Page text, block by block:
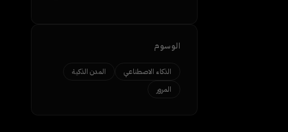
الوسوم
الذكاء الاصطناعي
المدن الذكية
المرور